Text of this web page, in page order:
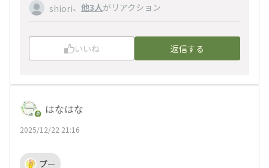
shiori、 他3人がリアクション
いいね 返信する
はなはな
2025/12/22 21:16
プー